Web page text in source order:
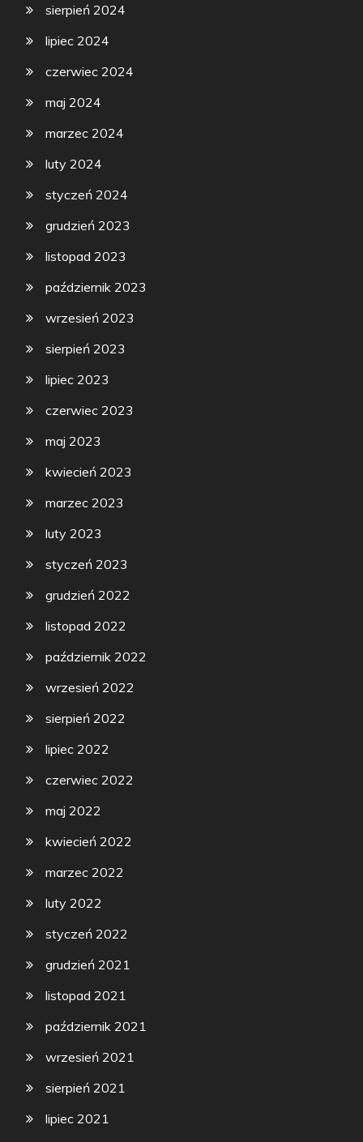
sierpień 2024
lipiec 2024
czerwiec 2024
maj 2024
marzec 2024
luty 2024
styczeń 2024
grudzień 2023
listopad 2023
październik 2023
wrzesień 2023
sierpień 2023
lipiec 2023
czerwiec 2023
maj 2023
kwiecień 2023
marzec 2023
luty 2023
styczeń 2023
grudzień 2022
listopad 2022
październik 2022
wrzesień 2022
sierpień 2022
lipiec 2022
czerwiec 2022
maj 2022
kwiecień 2022
marzec 2022
luty 2022
styczeń 2022
grudzień 2021
listopad 2021
październik 2021
wrzesień 2021
sierpień 2021
lipiec 2021